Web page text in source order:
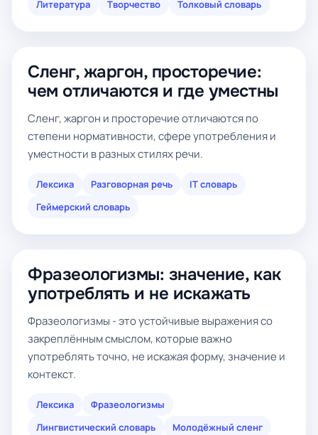
Литература Творчество Толковый словарь
Сленг, жаргон, просторечие:
чем отличаются и где уместны
Сленг, жаргон и просторечие отличаются по
степени нормативности, сфере употребления и
уместности в разных стилях речи.
Лексика Разговорная речь
IT словарь
Геймерский словарь
Фразеологизмы: значение, как
употреблять и не искажать
Фразеологизмы - это устойчивые выражения со
закреплённым смыслом, которые важно
употреблять точно, не искажая форму, значение и
контекст.
Лексика
Фразеологизмы
Лингвистический словарь
Молодёжный сленг